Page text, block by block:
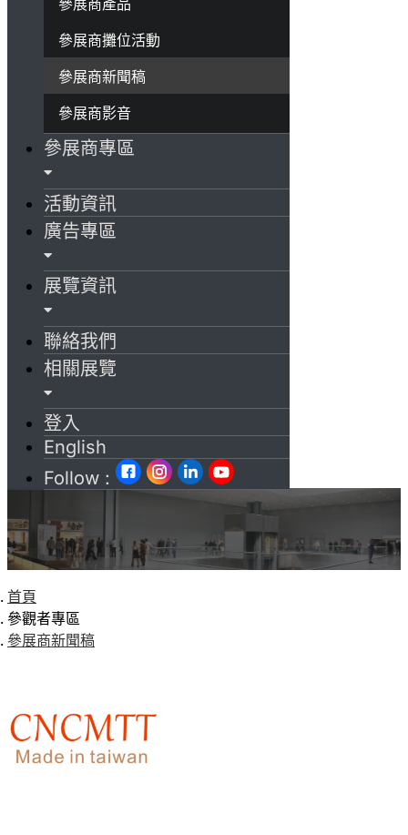
參展商產品
參展商攤位活動
參展商新聞稿
參展商影音
參展商專區
活動資訊
廣告專區
展覽資訊
聯絡我們
相關展覽
登入
English
Follow :
首頁
參觀者專區
參展商新聞稿